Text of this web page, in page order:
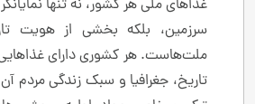
غذاهای ملی هر کشور، نه تنها
سرزمین، بلکه بخشی از هویت
ملت‌هاست. هر کشوری دارای
تاریخ، جغرافیا و سبک زندگی مردم آن